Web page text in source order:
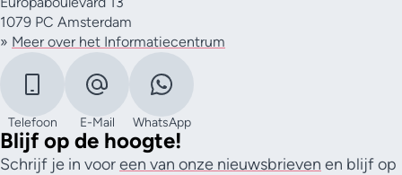
1079 PC Amsterdam
» Meer over het Informatiecentrum
Telefoon E-Mail WhatsApp
Blijf op de hoogte!
Schrijf je in vooreen van onze nieuwsbrieven en blijf op